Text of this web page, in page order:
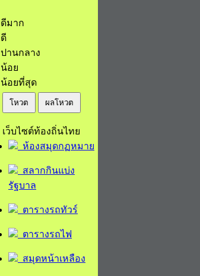
ดีมาก
ดี
ปานกลาง
น้อย
น้อยที่สุด
โหวต ผลโหวต
เว็บไซต์ท้องถิ่นไทย
ห้องสมุดกฏหมาย
สลากกินแบ่ง
รัฐบาล
ตารางรถทัวร์
ตารางรถไฟ
สมุดหน้าเหลือง